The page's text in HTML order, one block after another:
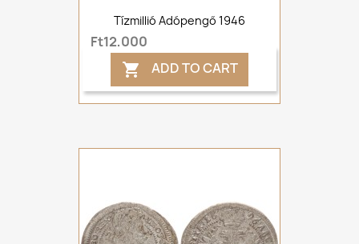
Tízmillió Adópengő 1946
Ft12,000
 ADD TO CART